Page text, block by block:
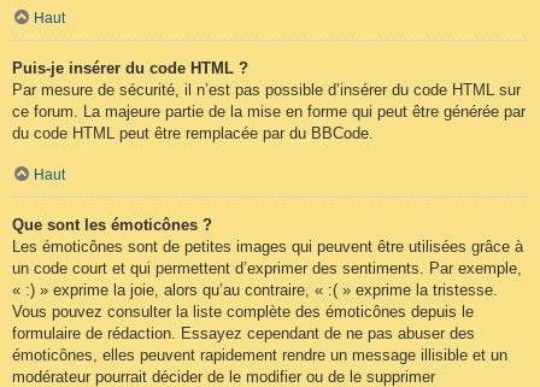
Haut
Puis-je insérer du code HTML ?
Par mesure de sécurité, il n’est pas possible d’insérer du code HTML sur
ce forum. La majeure partie de la mise en forme qui peut être générée par
du code HTML peut être remplacée par du BBCode.
Haut
Que sont les émoticônes ?
Les émoticônes sont de petites images qui peuvent être utilisées grâce à
un code court et qui permettent d’exprimer des sentiments. Par exemple,
« :) » exprime la joie, alors qu’au contraire, « :( » exprime la tristesse.
Vous pouvez consulter la liste complète des émoticônes depuis le
formulaire de rédaction. Essayez cependant de ne pas abuser des
émoticônes, elles peuvent rapidement rendre un message illisible et un
modérateur pourrait décider de le modifier ou de le supprimer